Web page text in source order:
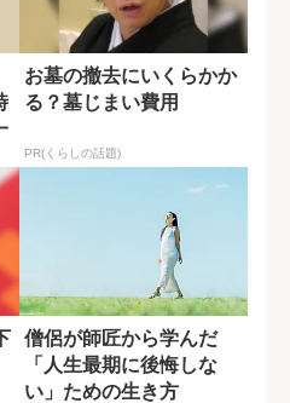
お墓の撤去にいくらかか
る？墓じまい費用
PR(くらしの話題)
僧侶が師匠から学んだ
「人生最期に後悔しな
い」ための生き方